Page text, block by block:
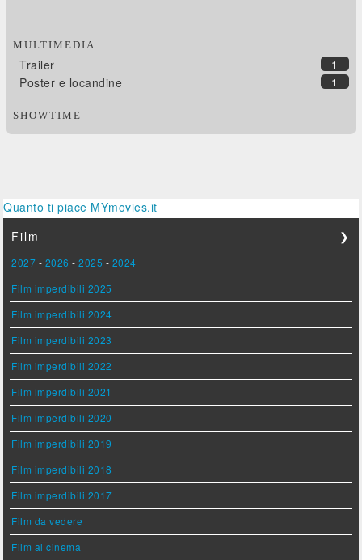
MULTIMEDIA
1
Trailer
1
Poster e locandine
SHOWTIME
Quanto ti piace MYmovies.it
Film
❯
2027 - 2026 -2025 - 2024
Film imperdibili 2025
Film imperdibili 2024
Film imperdibili 2023
Film imperdibili 2022
Film imperdibili 2021
Film imperdibili 2020
Film imperdibili 2019
Film imperdibili 2018
Film imperdibili 2017
Film da vedere
Film al cinema